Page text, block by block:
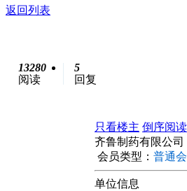
返回列表
13280
阅读
5
回复
只看楼主 倒序阅读
齐鲁制药有限公司
会员类型： 普通
单位信息